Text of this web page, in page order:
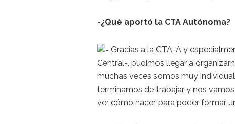
-¿Qué aportó la CTA Autónoma?
Gracias a la CTA-A y
Central-, pudimos llegar a
muchas veces somos muy
terminamos de trabajar y nos
ver cómo hacer para poder formar